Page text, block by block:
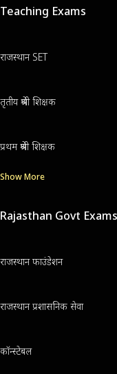
Teaching Exams
राजस्थान SET
तृतीय श्रेणी शिक्षक
प्रथम श्रेणी शिक्षक
Show More
Rajasthan Govt Exams
राजस्थान फाउंडेशन
राजस्थान प्रशासनिक सेवा
कॉन्स्टेबल